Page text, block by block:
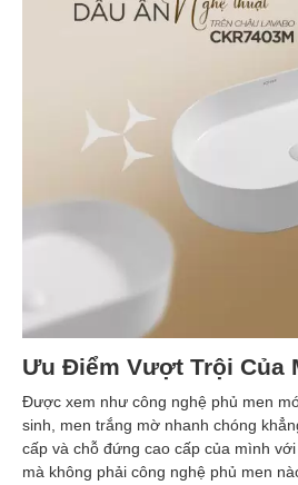
Ưu Điểm Vượt Trội Của
Được xem như công nghệ phủ men
sinh, men trắng mờ nhanh chóng
cấp và chỗ đứng cao cấp của mình
mà không phải công nghệ phủ men